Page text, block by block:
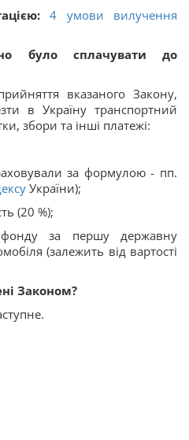
4 умови вилучення
було сплачувати до
вказаного Закону,
в Україну транспортний
збори та інші платежі:
за формулою - пп.
України);
(20 %);
за першу державну
(залежить від вартості
Законом?